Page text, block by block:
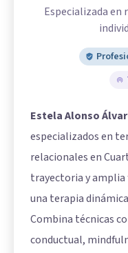
Especializada en
Estela Alonso
especializados en
relacionales en
trayectoria y
una terapia
Combina técnicas
conductual,